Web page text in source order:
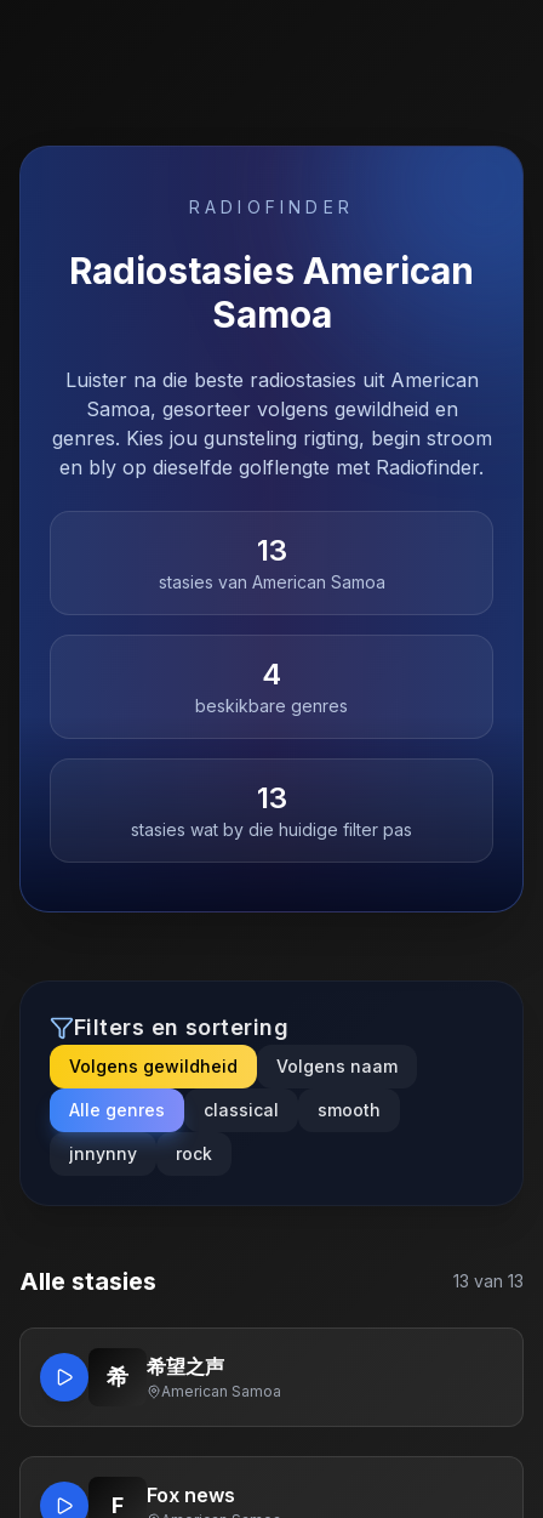
RADIOFINDER
Radiostasies American
Samoa
Luister na die beste radiostasies uit American
Samoa, gesorteer volgens gewildheid en
genres. Kies jou gunsteling rigting, begin stroom
en bly op dieselfde golflengte met Radiofinder.
13
stasies van American Samoa
4
beskikbare genres
13
stasies wat by die huidige filter pas
Filters en sortering
Volgens gewildheid Volgens naam
Alle genres classical smooth
jnnynny rock
Alle stasies 13 van 13
希 希望之声
American Samoa
F Fox news